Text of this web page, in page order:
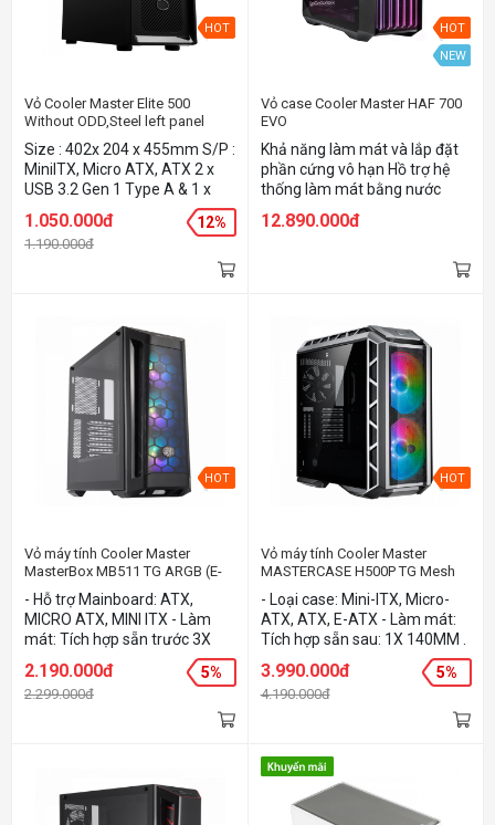
HOT
Vỏ Cooler Master Elite 500
Without ODD,Steel left panel
Size : 402x 204 x 455mm S/P :
MiniITX, Micro ATX, ATX 2 x
USB 3.2 Gen 1 Type A & 1 x
3.5mm Headset Jack (Audio +
Mic Drive bays : 2x 3.5" , 2x
2.5" mở rộng tối đa 6 fan , có
350mm , tản nhiệt khí 161mm
Lưới lọc bụi phía trên , trước ,
đáy Mặt hông bằng thép
1.050.000đ
1.190.000đ
12%
HOT
NEW
Vỏ case Cooler Master HAF 700
EVO
Khả năng làm mát và lắp đặt
phần cứng vô hạn Hồ trợ hệ
thống làm mát bằng nước
Tool-Less - không cần dụng cụ
hóa LED ARGB Gen 2 đã sẵn
12.890.000đ
HOT
Vỏ máy tính Cooler Master
MasterBox MB511 TG ARGB (E-
ATX, MICRO ATX, MINI ITX)
- Hỗ trợ Mainboard: ATX,
MICRO ATX, MINI ITX - Làm
mát: Tích hợp sẵn trước 3X
120MM ARGB - Chất liệu:
STEEL, PLASTIC, TEMPERED
GLASS - Màu sắc: Đen
2.190.000đ
2.299.000đ
5%
HOT
Vỏ máy tính Cooler Master
MASTERCASE H500P TG Mesh
ARGB (Mini-ITX, Micro-ATX, ATX,
E-ATX)
- Loại case: Mini-ITX, Micro-
ATX, ATX, E-ATX - Làm mát:
Tích hợp sẵn sau: 1X 140MM .
Trước: 2X 200MM ARGB FAN -
Chất liệu: STEEL, PLASTIC,
TEMPERED GLASS, MESH -
3.990.000đ
4.190.000đ
5%